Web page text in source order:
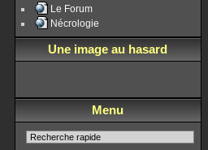
Le Forum
Nécrologie
Une image au hasard
Menu